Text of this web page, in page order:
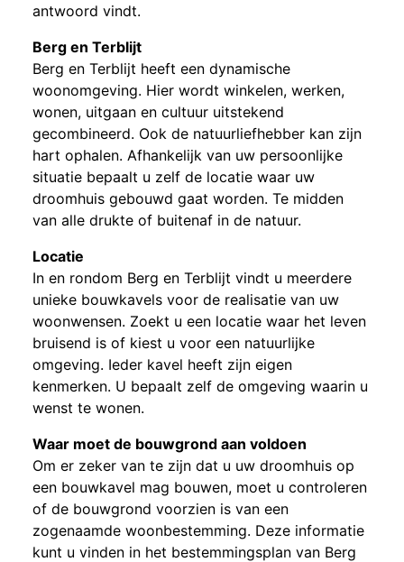
antwoord vindt.
Berg en Terblijt
Berg en Terblijt heeft een dynamische
woonomgeving. Hier wordt winkelen, werken,
wonen, uitgaan en cultuur uitstekend
gecombineerd. Ook de natuurliefhebber kan zijn
hart ophalen. Afhankelijk van uw persoonlijke
situatie bepaalt u zelf de locatie waar uw
droomhuis gebouwd gaat worden. Te midden
van alle drukte of buitenaf in de natuur.
Locatie
In en rondom Berg en Terblijt vindt u meerdere
unieke bouwkavels voor de realisatie van uw
woonwensen. Zoekt u een locatie waar het leven
bruisend is of kiest u voor een natuurlijke
omgeving. Ieder kavel heeft zijn eigen
kenmerken. U bepaalt zelf de omgeving waarin u
wenst te wonen.
Waar moet de bouwgrond aan voldoen
Om er zeker van te zijn dat u uw droomhuis op
een bouwkavel mag bouwen, moet u controleren
of de bouwgrond voorzien is van een
zogenaamde woonbestemming. Deze informatie
kunt u vinden in het bestemmingsplan van Berg